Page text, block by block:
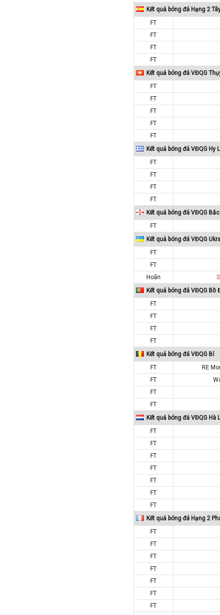
Kết quả bóng đá Hạng 2
FT
FT
FT
FT
Kết quả bóng đá VĐQG
FT
FT
FT
FT
FT
Kết quả bóng đá VĐQG Hy
FT
FT
FT
FT
Kết quả bóng đá VĐQG
FT
Kết quả bóng đá VĐQG
FT
FT
Hoãn
Kết quả bóng đá VĐQG Bồ
FT
FT
FT
FT
Kết quả bóng đá VĐQG Bỉ
FT
RE
FT
FT
FT
Kết quả bóng đá VĐQG Hà
FT
FT
FT
FT
FT
FT
FT
Kết quả bóng đá Hạng 2
FT
FT
FT
FT
FT
FT
FT